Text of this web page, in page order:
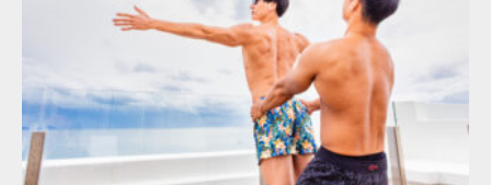
Category:ホテルのマッチョ オレンジの人
AKIHITO(細マッチョ)
TOSHI(大胸筋) 背中 宗像 (福岡)
ダウンロード